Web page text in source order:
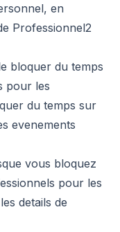
en
Professionnel2
bloquer du temps
pour les
du temps sur
evenements
vous bloquez
pour les
details de